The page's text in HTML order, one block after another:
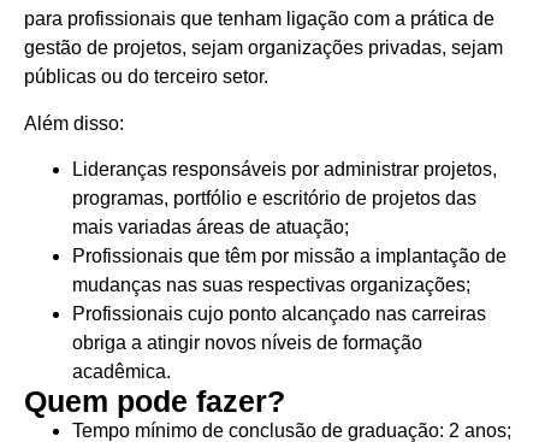
para profissionais que tenham ligação com a prática de
gestão de projetos, sejam organizações privadas, sejam
públicas ou do terceiro setor.
Além disso:
Lideranças responsáveis por administrar projetos,
programas, portfólio e escritório de projetos das
mais variadas áreas de atuação;
Profissionais que têm por missão a implantação de
mudanças nas suas respectivas organizações;
Profissionais cujo ponto alcançado nas carreiras
obriga a atingir novos níveis de formação
acadêmica.
Quem pode fazer?
Tempo mínimo de conclusão de graduação: 2 anos;